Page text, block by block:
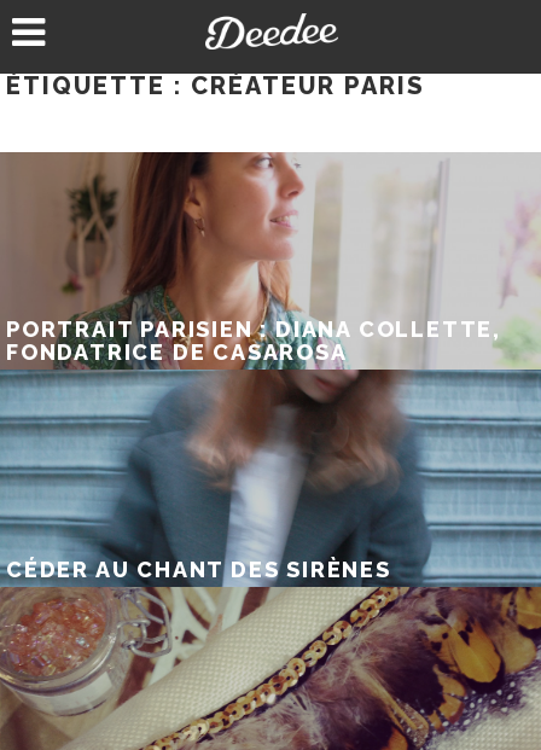
au
ÉTIQUETTE : CRÉATEUR PARIS
PORTRAIT PARISIEN : DIANA COLLETTE,
FONDATRICE DE CASAROSA
CÉDER AU CHANT DES SIRÈNES